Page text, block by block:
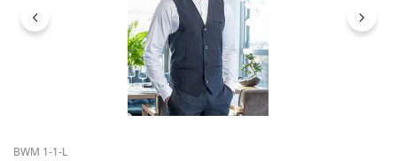
BWM 1-1-L